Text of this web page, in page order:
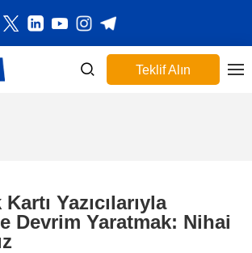
Teklif Alın
Yazıcılarıyla
Devrim Yaratmak: Nihai